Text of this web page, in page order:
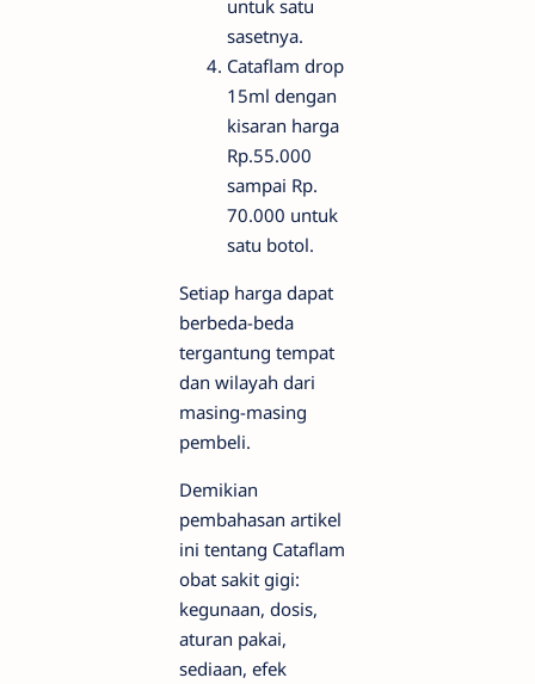
untuk satu
sasetnya.
Cataflam drop
15ml dengan
kisaran harga
Rp.55.000
sampai Rp.
70.000 untuk
satu botol.
Setiap harga dapat
berbeda-beda
tergantung tempat
dan wilayah dari
masing-masing
pembeli.
Demikian
pembahasan artikel
ini tentang Cataflam
obat sakit gigi:
kegunaan, dosis,
aturan pakai,
sediaan, efek